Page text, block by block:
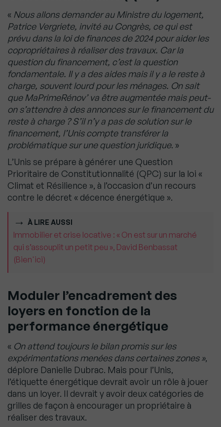
« Nous allons demander au Ministre du logement,
Patrice Vergriete, invité au Congrès, ce qui est
prévu dans la loi de finances de 2024 pour aider les
copropriétaires à réaliser des travaux. Car la
question du financement, c’est la question
fondamentale. Il y a des aides mais il y a le reste à
charge, souvent lourd pour les ménages. On sait
que MaPrimeRénov’ va être augmentée mais peut-
on s’attendre à des annonces sur le financement du
reste à charge ? S’il n’y a pas de solution sur le
financement, l’Unis compte transférer la
problématique sur une question juridique. »
L’Unis se prépare à générer une Question
Prioritaire de Constitutionnalité (QPC) sur la loi «
Climat et Résilience », à l’occasion d’un recours
contre le décret « décence énergétique ».
À LIRE AUSSI
Immobilier et crise locative : « On est sur un marché
qui s’assouplit un petit peu », David Benbassat
(Bien'ici)
Moduler l’encadrement des
loyers en fonction de la
performance énergétique
« On attend toujours le bilan promis sur les
expérimentations menées dans certaines zones »,
déplore Danielle Dubrac. Mais pour l’Unis,
l’étiquette énergétique devrait avoir un rôle à jouer
dans un loyer. Il devrait y avoir deux catégories de
grilles de façon à encourager un propriétaire à
réaliser des travaux.